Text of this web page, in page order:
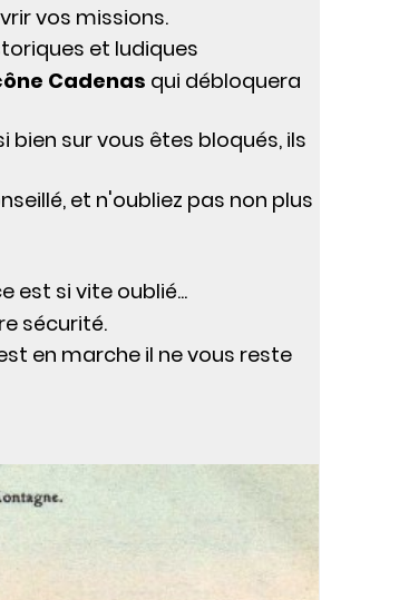
vos missions.
et ludiques
Cadenas qui débloquera
bien sur vous êtes bloqués, ils
et n'oubliez pas non plus
est si vite oublié...
sécurité.
en marche il ne vous reste